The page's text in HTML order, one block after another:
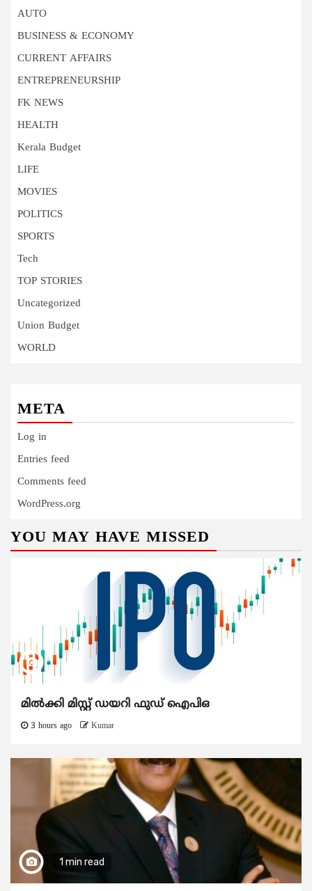
AUTO
BUSINESS & ECONOMY
CURRENT AFFAIRS
ENTREPRENEURSHIP
FK NEWS
HEALTH
Kerala Budget
LIFE
MOVIES
POLITICS
SPORTS
Tech
TOP STORIES
Uncategorized
Union Budget
WORLD
META
Log in
Entries feed
Comments feed
WordPress.org
YOU MAY HAVE MISSED
മിൽക്കി മിസ്റ്റ് ഡയറി ഫുഡ് ഐപിഒ
3 hours ago Kumar
1 min read